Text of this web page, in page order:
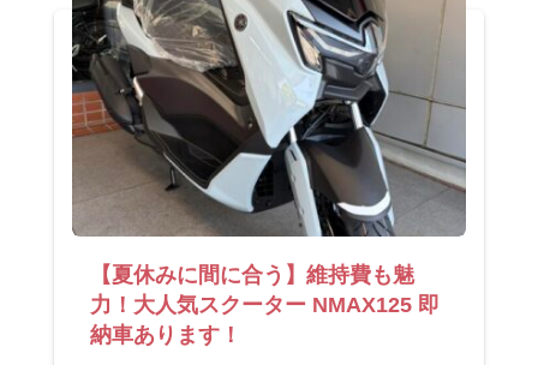
【夏休みに間に合う】維持費も魅
力！大人気スクーター NMAX125 即
納車あります！